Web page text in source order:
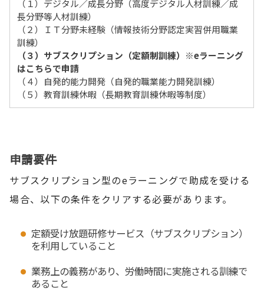
（１）デジタル／成長分野（高度デジタル人材訓練／成
長分野等人材訓練）
（２）ＩＴ分野未経験（情報技術分野認定実習併用職業
訓練）
（３）サブスクリプション（定額制訓練）※eラーニング
はこちらで申請
（４）自発的能力開発（自発的職業能力開発訓練）
（５）教育訓練休暇（長期教育訓練休暇等制度）
申請要件
サブスクリプション型のeラーニングで助成を受ける
場合、以下の条件をクリアする必要があります。
定額受け放題研修サービス（サブスクリプション）
を利用していること
業務上の義務があり、労働時間に実施される訓練で
あること